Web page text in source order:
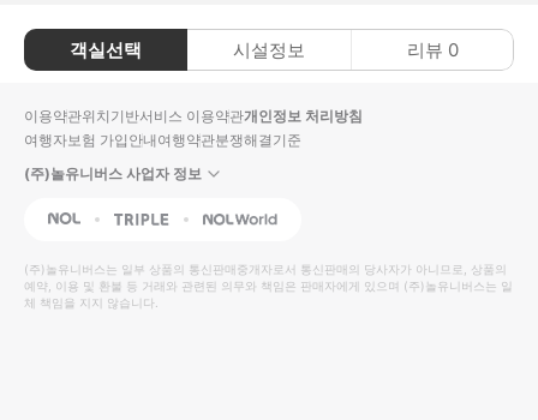
객실선택 시설정보 리뷰 0
이용약관위치기반서비스 이용약관개인정보 처리방침
여행자보험 가입안내여행약관분쟁해결기준
(주)놀유니버스 사업자 정보
NOL Triple Interpark Global
(주)놀유니버스는 일부 상품의 통신판매중개자로서 통신판매의 당사자가 아니므로, 상품의
예약, 이용 및 환불 등 거래와 관련된 의무와 책임은 판매자에게 있으며 (주)놀유니버스는 일
체 책임을 지지 않습니다.